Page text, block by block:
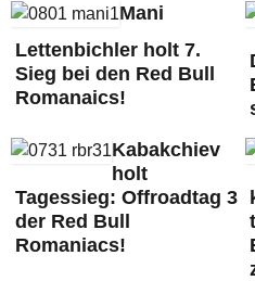
Mani
Lettenbichler holt 7.
Sieg bei den Red Bull
Romanaics!
Kabakchiev
holt
Tagessieg: Offroadtag 3
der Red Bull
Romaniacs!